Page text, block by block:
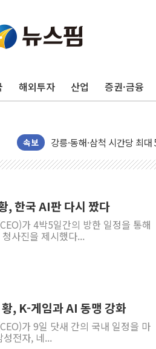
해외투자 산업 증권·금융
속보
이번주 국내 주요 금융일정
美, 이란전 출구전략 만지
폐기물 수거하다 참변…60
서울 중랑구 주택가서 흉기
추미애, '위안부' 피해자 기
인천 선재도 갯벌서 해루질
동해중부 전 해상 풍랑주의
연일 폭염에 온열질환 사망
中 전방위 아파트 부양, 수도
, 한국 AI판 다시 짰다
가 4박5일간의 방한 일정을 통해
사진을 제시했다...
, K-게임과 AI 동맹 강화
가 9일 닷새 간의 국내 일정을 마
성전자, 네...